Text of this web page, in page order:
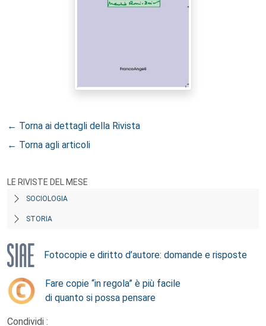
← Torna ai dettagli della Rivista
← Torna agli articoli
LE RIVISTE DEL MESE
SOCIOLOGIA
STORIA
Fotocopie e diritto d’autore: domande e risposte
Fare copie “in regola” è più facile
di quanto si possa pensare
Condividi :